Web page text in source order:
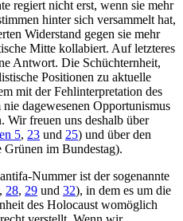
regiert nicht erst, wenn sie mehr
hinter sich versammelt hat,
Widerstand gegen sie mehr
Mitte kollabiert. Auf letzteres
Antwort. Die Schüchternheit,
Positionen zu aktuelle
mit der Fehlinterpretation des
dagewesenen Opportunismus
Wir freuen uns deshalb über
5, 23 und 25) und über den
Grünen im Bundestag).
Nummer ist der sogenannte
, 28, 29 und 32), in dem es um die
des Holocaust womöglich